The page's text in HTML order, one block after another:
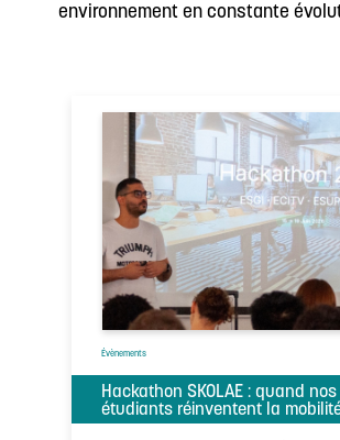
environnement en constante
Évènements
Hackathon SKOLAE : quand nos
étudiants réinventent la